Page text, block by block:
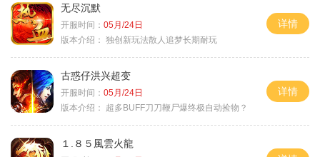
无尽沉默
开服时间： 05月/24日
版本介绍： 独创新玩法散人追梦长期耐玩
详情
古惑仔洪兴超变
开服时间： 05月/24日
版本介绍：
超多BUFF刀刀鞭尸爆终极自动捡物？
详情
１.８５風雲火龍